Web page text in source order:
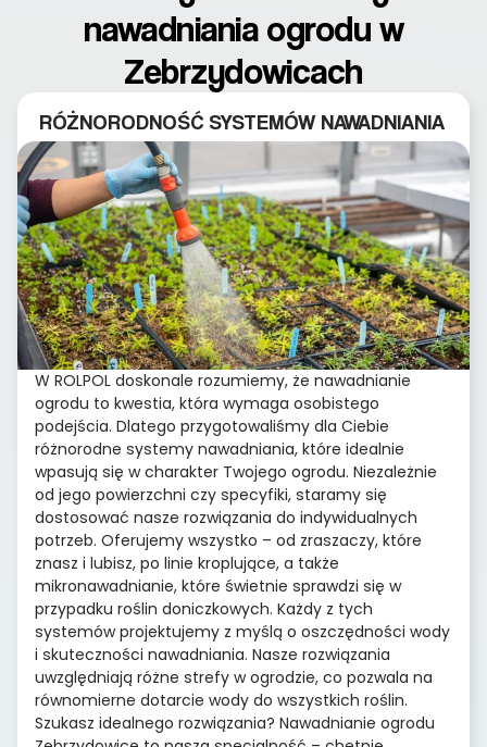
nawadniania ogrodu w
Zebrzydowicach
RÓŻNORODNOŚĆ SYSTEMÓW NAWADNIANIA
W ROLPOL doskonale rozumiemy, że nawadnianie
ogrodu to kwestia, która wymaga osobistego
podejścia. Dlatego przygotowaliśmy dla Ciebie
różnorodne systemy nawadniania, które idealnie
wpasują się w charakter Twojego ogrodu. Niezależnie
od jego powierzchni czy specyfiki, staramy się
dostosować nasze rozwiązania do indywidualnych
potrzeb. Oferujemy wszystko – od zraszaczy, które
znasz i lubisz, po linie kroplujące, a także
mikronawadnianie, które świetnie sprawdzi się w
przypadku roślin doniczkowych. Każdy z tych
systemów projektujemy z myślą o oszczędności wody
i skuteczności nawadniania. Nasze rozwiązania
uwzględniają różne strefy w ogrodzie, co pozwala na
równomierne dotarcie wody do wszystkich roślin.
Szukasz idealnego rozwiązania? Nawadnianie ogrodu